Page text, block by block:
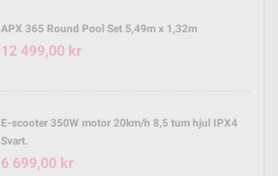
APX 365 Round Pool Set 5,49m x 1,32m
12 499,00 kr
E-scooter 350W motor 20km/h 8,5 tum hjul IPX4
Svart.
6 699,00 kr